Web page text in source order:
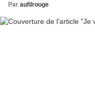
Par aufilrouge